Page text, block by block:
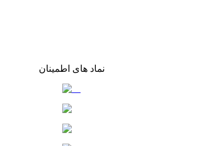
نماد های اطمینان